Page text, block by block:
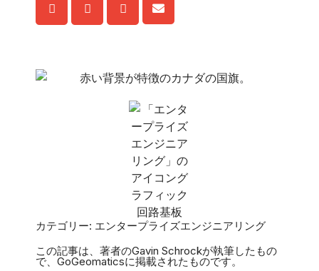
カテゴリー: エンタープライズエンジニアリング
この記事は、著者のGavin Schrockが執筆したもの
で、GoGeomaticsに掲載されたものです。